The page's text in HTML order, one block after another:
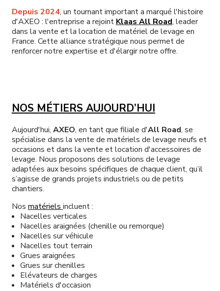
Depuis 2024, un tournant important a marqué l'histoire
d'AXEO : l'entreprise a rejoint Klaas All Road, leader
dans la vente et la location de matériel de levage en
France. Cette alliance stratégique nous permet de
renforcer notre expertise et d'élargir notre offre.
NOS MÉTIERS AUJOURD’HUI
Aujourd'hui, AXEO, en tant que filiale d'All Road, se
spécialise dans la vente de matériels de levage neufs et
occasions et dans la vente et location d'accessoires de
levage. Nous proposons des solutions de levage
adaptées aux besoins spécifiques de chaque client, qu’il
s’agisse de grands projets industriels ou de petits
chantiers.
Nos matériels incluent :
Nacelles verticales
Nacelles araignées (chenille ou remorque)
Nacelles sur véhicule
Nacelles tout terrain
Grues araignées
Grues sur chenilles
Elévateurs de charges
Matériels d'occasion